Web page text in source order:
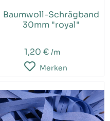
Baumwoll-Schrägband
30mm "royal"
1,20 €/m
Merken